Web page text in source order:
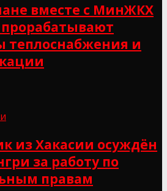
вместе с МинЖКХ
теплоснабжения и
из Хакасии осуждён
за работу по
правам